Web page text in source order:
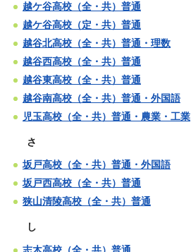
越ケ谷高校（全・共）普通
越ケ谷高校（定・共）普通
越谷北高校（全・共）普通・理数
越谷西高校（全・共）普通
越谷東高校（全・共）普通
越谷南高校（全・共）普通・外国語
児玉高校（全・共）普通・農業・工業
さ
坂戸高校（全・共）普通・外国語
坂戸西高校（全・共）普通
狭山清陵高校（全・共）普通
し
志木高校（全・共）普通